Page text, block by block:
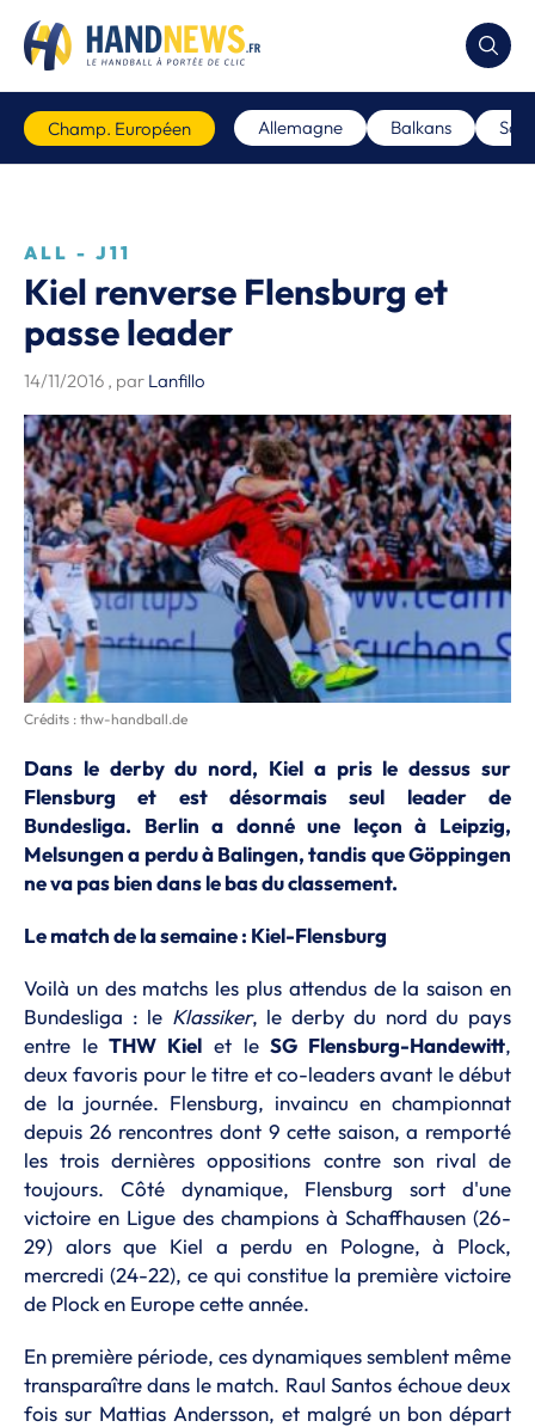
Champ. Européen Allemagne Balkans
ALL - J11
Kiel renverse Flensburg et
passe leader
14/11/2016 , par Lanfillo
Crédits : thw-handball.de
Dans le derby du nord, Kiel a pris le dessus sur
Flensburg et est désormais seul leader de
Bundesliga. Berlin a donné une leçon à Leipzig,
Melsungen a perdu à Balingen, tandis que Göppingen
ne va pas bien dans le bas du classement.
Le match de la semaine : Kiel-Flensburg
Voilà un des matchs les plus attendus de la saison en
Bundesliga : le Klassiker, le derby du nord du pays
entre leTHW Kiel et leSG Flensburg-Handewitt,
deux favoris pour le titre et co-leaders avant le début
de la journée. Flensburg, invaincu en championnat
depuis 26 rencontres dont 9 cette saison, a remporté
les trois dernières oppositions contre son rival de
toujours. Côté dynamique, Flensburg sort d'une
victoire en Ligue des champions à Schaffhausen (26-
29) alors que Kiel a perdu en Pologne, à Plock,
mercredi (24-22), ce qui constitue la première victoire
de Plock en Europe cette année.
En première période, ces dynamiques semblent même
transparaître dans le match. Raul Santos échoue deux
fois sur Mattias Andersson, et malgré un bon départ